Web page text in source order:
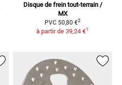
Disque de frein tout-terrain /
MX
PVC 50,80 €2
à partir de 39,24 €1